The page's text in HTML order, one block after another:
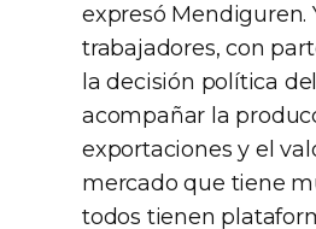
expresó Mendiguren.
trabajadores, con
la decisión política
acompañar la
exportaciones y el
mercado que tiene
todos tienen